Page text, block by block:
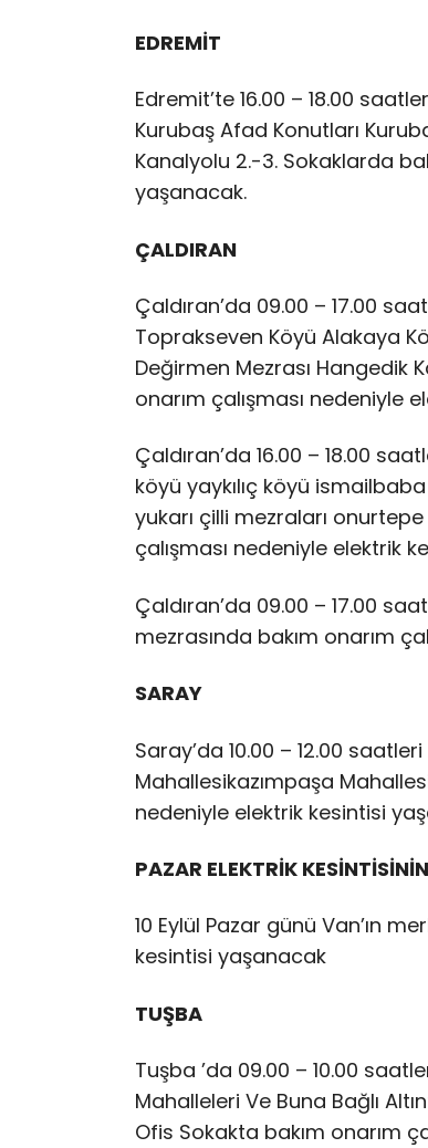
EDREMİT
Edremit’te 16.00 – 18.00
Kurubaş Afad Konutları
Kanalyolu 2.-3. Sokaklarda
yaşanacak.
ÇALDIRAN
Çaldıran’da 09.00 – 17.00
Toprakseven Köyü Alakaya
Değirmen Mezrası Hangedik
onarım çalışması nedeniyle
Çaldıran’da 16.00 – 18.00
köyü yaykılıç köyü
yukarı çilli mezraları
çalışması nedeniyle elektrik
Çaldıran’da 09.00 – 17.00
mezrasında bakım onarım
SARAY
Saray’da 10.00 – 12.00
Mahallesikazımpaşa
nedeniyle elektrik kesintisi
PAZAR ELEKTRİK
10 Eylül Pazar günü Van’ın
kesintisi yaşanacak
TUŞBA
Tuşba ’da 09.00 – 10.00
Mahalleleri Ve Buna Bağlı
Ofis Sokakta bakım onarım